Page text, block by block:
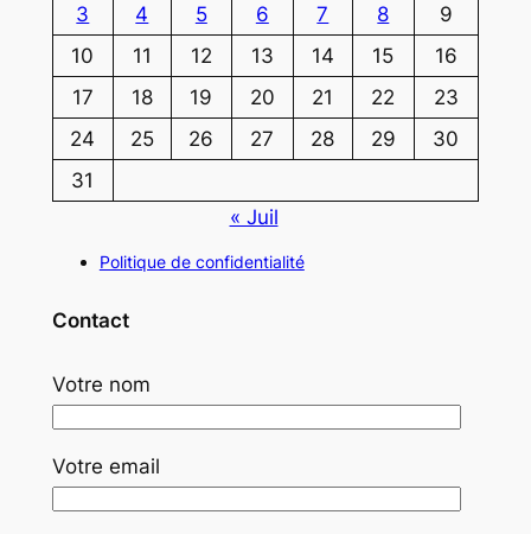
3
4 5 6 7 8
9
10
11 12 13 14 15
16
17
18 19 20 21 22
23
24
25 26 27 28 29
30
31
« Juil
Politique de confidentialité
Contact
Votre nom
Votre email